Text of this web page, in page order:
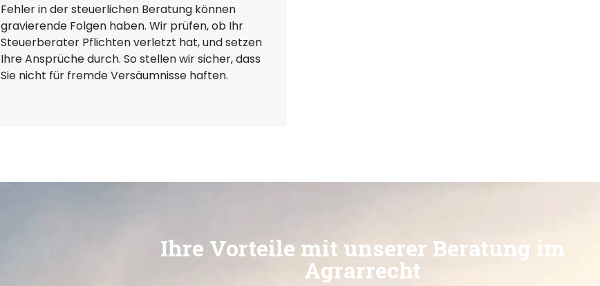
Fehler in der steuerlichen Beratung können
gravierende Folgen haben. Wir prüfen, ob Ihr
Steuerberater Pflichten verletzt hat, und setzen
Ihre Ansprüche durch. So stellen wir sicher, dass
Sie nicht für fremde Versäumnisse haften.
Ihre Vorteile mit unserer Beratung im
Agrarrecht